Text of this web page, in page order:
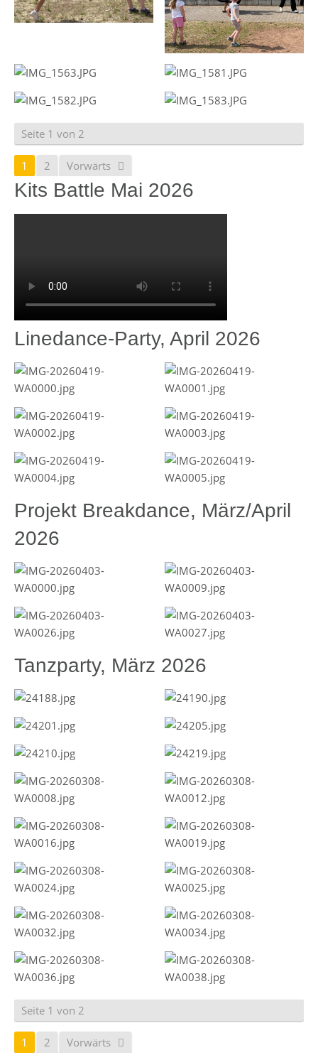
Seite 1 von 2
1 2 Vorwärts
Kits Battle Mai 2026
Linedance-Party, April 2026
Projekt Breakdance, März/April
2026
Tanzparty, März 2026
Seite 1 von 2
1 2 Vorwärts